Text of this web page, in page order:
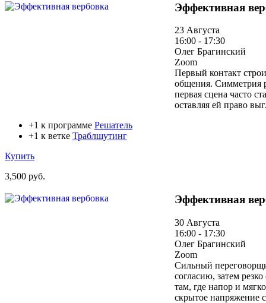
Эффективная
23 Августа
16:00 - 17:30
Олег Брагинский
Zoom
Первый контакт
общения. Симметрия
первая сцена часто
оставляя ей право
+1 к программе Решатель
+1 к ветке Траблшутинг
Купить
3,500 руб.
Эффективная
30 Августа
16:00 - 17:30
Олег Брагинский
Zoom
Сильный
согласию, затем
там, где напор и
скрытое напряжение